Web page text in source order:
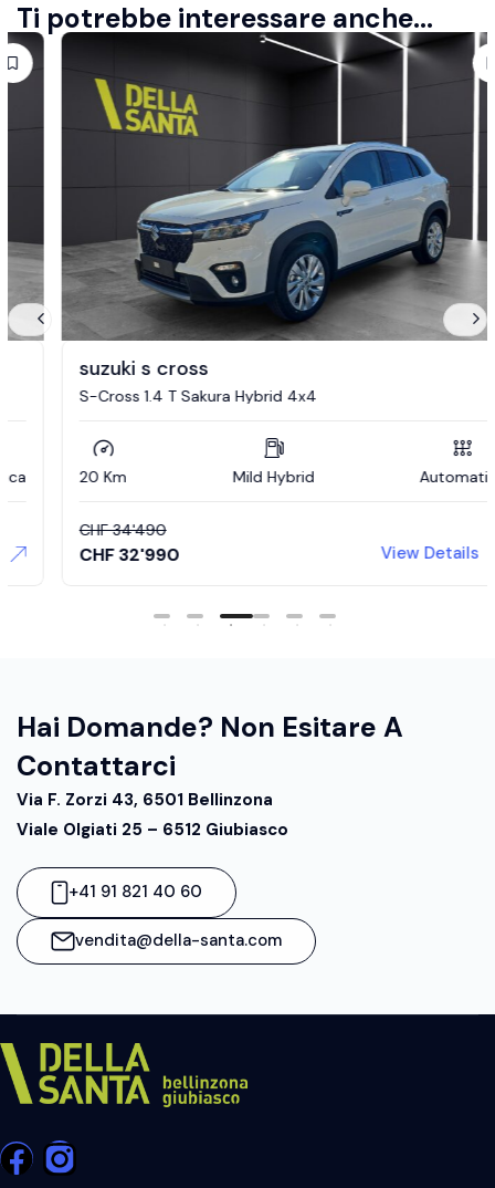
Ti potrebbe interessare anche...
suzuki s cross
S-Cross 1.4 T Sakura Hybrid 4x4
20 Km Mild Hybrid Automatica
34'490
32'990 View Details
Hai Domande? Non Esitare A
Contattarci
Via F. Zorzi 43, 6501 Bellinzona
Viale Olgiati 25 – 6512 Giubiasco
+41 91 821 40 60
vendita@della-santa.com